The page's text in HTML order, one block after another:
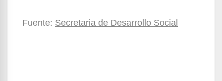
Fuente: Secretaria de Desarrollo Social